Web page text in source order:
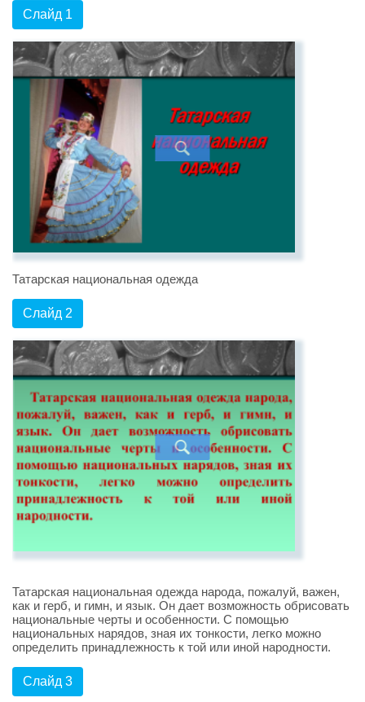
Слайд 1
Татарская национальная одежда
Слайд 2
Татарская национальная одежда народа, пожалуй, важен,
как и герб, и гимн, и язык. Он дает возможность обрисовать
национальные черты и особенности. С помощью
национальных нарядов, зная их тонкости, легко можно
определить принадлежность к той или иной народности.
Слайд 3